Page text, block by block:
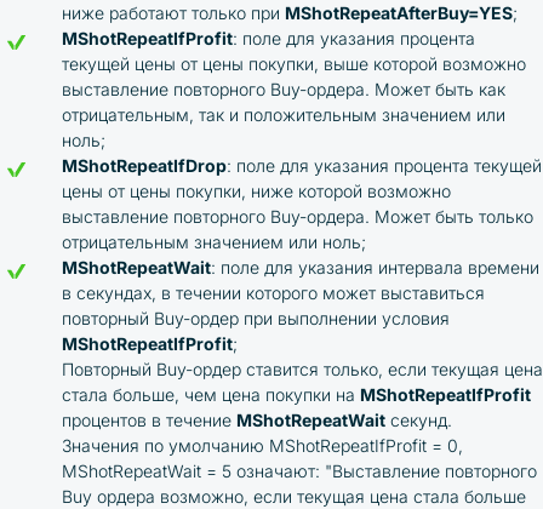
ниже работают только при MShotRepeatAfterBuy=YES;
MShotRepeatIfProfit: поле для указания процента
текущей цены от цены покупки, выше которой возможно
выставление повторного Buy-ордера. Может быть как
отрицательным, так и положительным значением или
ноль;
MShotRepeatIfDrop: поле для указания процента текущей
цены от цены покупки, ниже которой возможно
выставление повторного Buy-ордера. Может быть только
отрицательным значением или ноль;
MShotRepeatWait: поле для указания интервала времени
в секундах, в течении которого может выставиться
повторный Buy-ордер при выполнении условия
MShotRepeatIfProfit;
Повторный Buy-ордер ставится только, если текущая цена
стала больше, чем цена покупки на MShotRepeatIfProfit
процентов в течение MShotRepeatWait секунд.
Значения по умолчанию MShotRepeatIfProfit = 0,
MShotRepeatWait = 5 означают: "Выставление повторного
Buy ордера возможно, если текущая цена стала больше